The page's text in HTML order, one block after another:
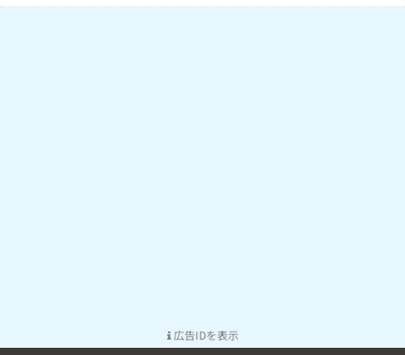
広告IDを表示